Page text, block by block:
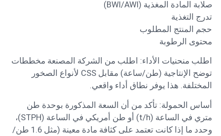
صلابة المادة المغذية (BWI/AWI)
تدرج التغذية
حجم المنتج المطلوب
محتوى الرطوبة
اطلب منحنيات الأداء: اطلب من الشركة المصنعة مخططات
توضح الإنتاجية (طن/ساعة) مقابل CSS لأنواع الصخور
المختلفة. هذا يوفر نطاق أداء واقعي.
أساس الحمولة: تأكد من أن السعة المذكورة بوحدة طن
متري في الساعة (t/h) أو طن أمريكي في الساعة (STPH)،
وحدد ما إذا كانت تعتمد على كثافة مادة معينة (مثل 1.6 طن/